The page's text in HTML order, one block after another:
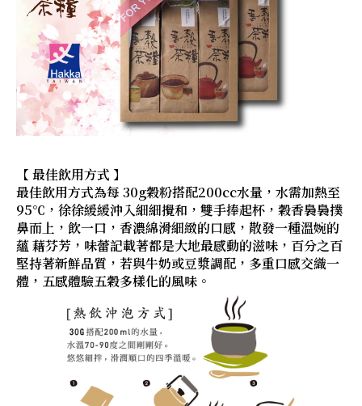
【 最佳飲用方式 】
最佳飲用方式為每 30g穀粉搭配200cc水量，水需加熱至
95℃，徐徐緩緩沖入細細攪和，雙手捧起杯，穀香裊裊撲
鼻而上，飲一口，香濃綿滑細緻的口感，散發一種溫婉的
蘊 藉芬芳，味蕾記載著都是大地最感動的滋味，百分之百
堅持著新鮮品質，若與牛奶或豆漿調配，多重口感交織一
體，五感體驗五穀多樣化的風味。